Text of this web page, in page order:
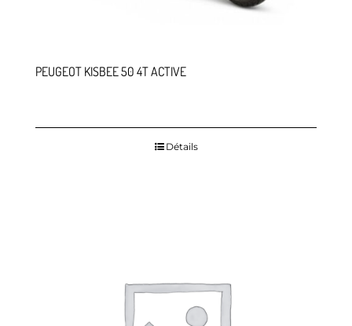
PEUGEOT KISBEE 50 4T ACTIVE
Détails